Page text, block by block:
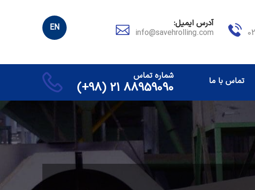
آدرس ایمیل:
info@savehrolling.com
EN
تماس با ما شماره تماس
88959090 21 (98+)